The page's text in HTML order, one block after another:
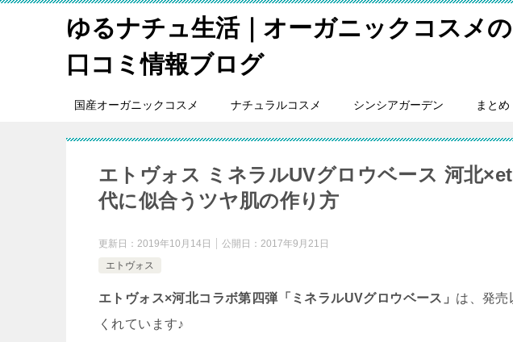
ゆるナチュ生活｜オーガニックコスメの
口コミ情報ブログ
国産オーガニックコスメ ナチュラルコスメ シンシアガーデン まとめ
エトヴォス ミネラルUVグロウベース 河北
代に似合うツヤ肌の作り方
更新日： 2019年10月14日 公開日： 2017年9月21日
エトヴォス
エトヴォス×河北コラボ第四弾「ミネラルUVグロウベース」 は、発売
くれています♪